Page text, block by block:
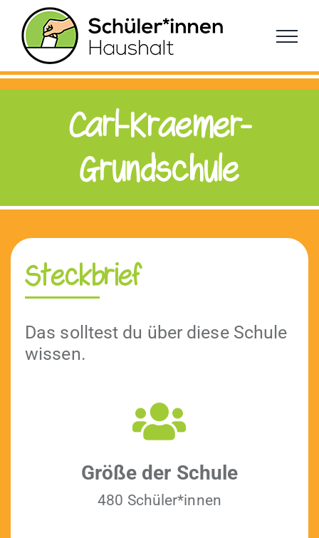
Inhalt
springen
Carl-Kraemer-
Grundschule
Steckbrief
Das soll­test du über diese Schule
wissen.
Größe der Schule
480 Schüler*innen